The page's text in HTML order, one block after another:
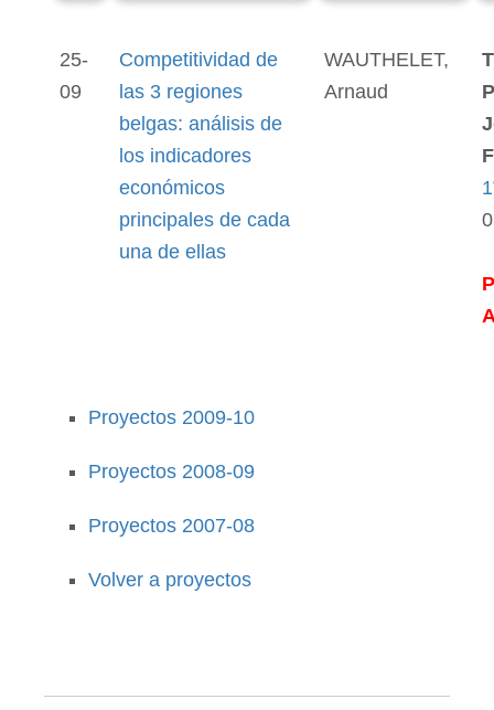
25-
09
Competitividad de
las 3 regiones
belgas: análisis de
los indicadores
económicos
principales de cada
una de ellas
WAUTHELET,
Arnaud
1
Proyectos 2009-10
Proyectos 2008-09
Proyectos 2007-08
Volver a proyectos